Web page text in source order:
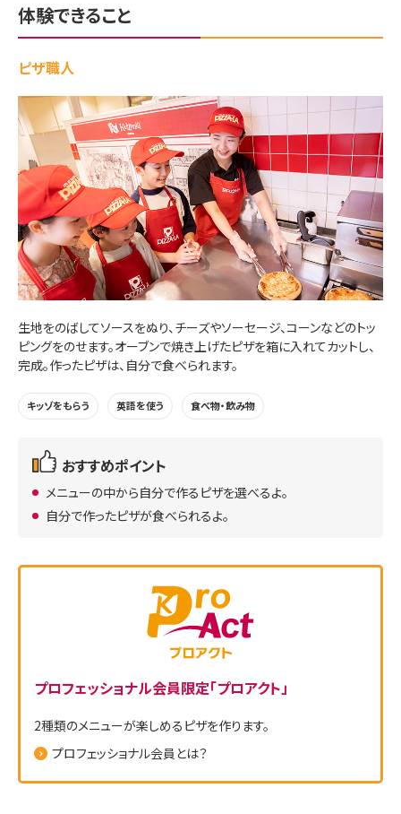
体験できること
ピザ職人
生地をのばしてソースをぬり、チーズやソーセージ、コーンなどのトッ
ピングをのせます。オーブンで焼き上げたピザを箱に入れてカットし、
完成。作ったピザは、自分で食べられます。
キッゾをもらう 英語を使う 食べ物・飲み物
おすすめポイント
メニューの中から自分で作るピザを選べるよ。
自分で作ったピザが食べられるよ。
プロフェッショナル会員限定「プロアクト」
2種類のメニューが楽しめるピザを作ります。
プロフェッショナル会員とは？